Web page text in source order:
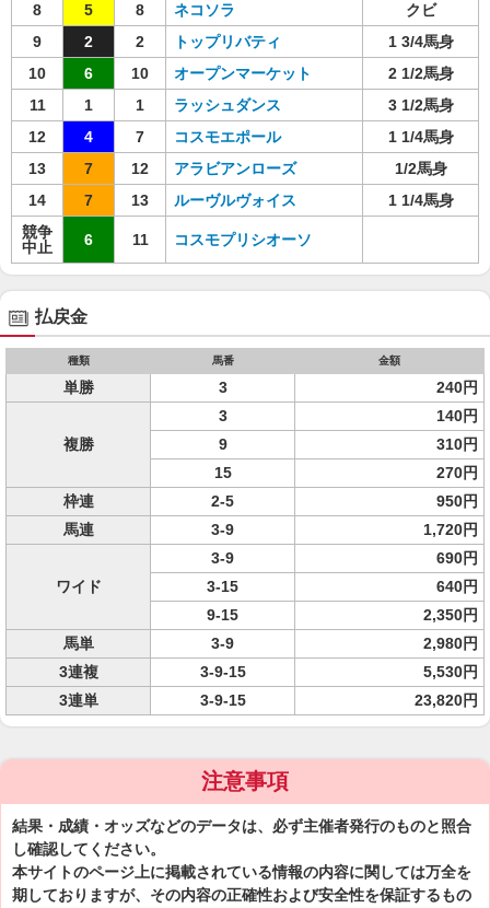
8
5 8 ネコソラ
クビ
9
2 2 トップリバティ
1 3/4馬身
10
6 10 オープンマーケット
2 1/2馬身
11
1 1 ラッシュダンス
3 1/2馬身
12
4 7 コスモエポール
1 1/4馬身
13
7 12 アラビアンローズ
1/2馬身
14
7 13 ルーヴルヴォイス
1 1/4馬身
競争
中止
6 11 コスモプリシオーソ
払戻金
種類 馬番 金額
単勝 3 240円
複勝
3
140円
9
310円
15
270円
枠連
2-5
950円
馬連
3-9 1,720円
ワイド
3-9
690円
3-15
640円
9-15
2,350円
馬単
3-9
2,980円
3連複
3-9-15
5,530円
3連単
3-9-15 23,820円
注意事項
結果・成績・オッズなどのデータは、必ず主催者発行のものと照合
し確認してください。
本サイトのページ上に掲載されている情報の内容に関しては万全を
期しておりますが、その内容の正確性および安全性を保証するもの